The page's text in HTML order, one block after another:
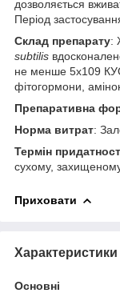
дозволяється
Період
Склад препарату:
subtilis
не менше 5х109
фітогормони,
Препаративна
Норма витрат:
Термін
сухому,
Приховати
Характеристики
Основні